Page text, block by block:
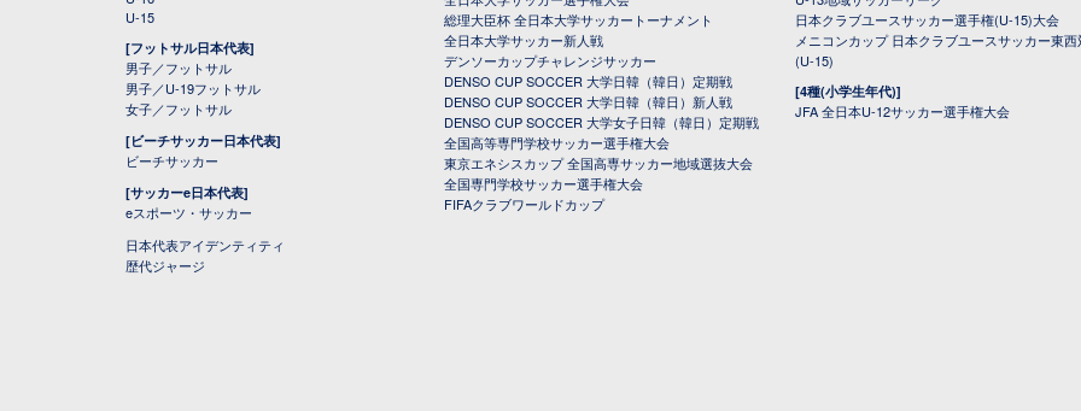
U-15
[フットサル日本代表]
男子／フットサル
男子／U-19フットサル
女子／フットサル
[ビーチサッカー日本代表]
ビーチサッカー
[サッカーe日本代表]
eスポーツ・サッカー
日本代表アイデンティティ
歴代ジャージ
総理大臣杯 全日本大学サッカートーナメント
全日本大学サッカー新人戦
デンソーカップチャレンジサッカー
DENSO CUP SOCCER 大学日韓（韓日）定期戦
DENSO CUP SOCCER 大学日韓（韓日）新人戦
DENSO CUP SOCCER 大学女子日韓（韓日）定期戦
全国高等専門学校サッカー選手権大会
東京エネシスカップ 全国高専サッカー地域選抜大会
全国専門学校サッカー選手権大会
FIFAクラブワールドカップ
日本クラブユースサッカー選手権(U-15)大会
メニコンカップ 日本クラブユースサッカー東
(U-15)
[4種(小学生年代)]
JFA 全日本U-12サッカー選手権大会